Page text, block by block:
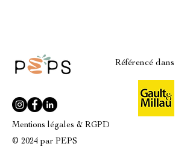
Référencé dans
Mentions légales & RGPD
© 2024 par PEPS